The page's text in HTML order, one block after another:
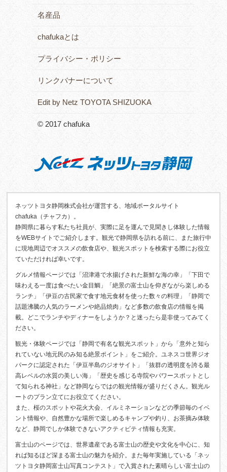
名産品
chafukaとは
プライバシー・ポリシー
リンクバナーについて
Edit by Netz TOYOTA SHIZUOKA
© 2017 chafuka
ネッツトヨタ静岡株式会社が運営する、地域ポータルサイト
chafuka（チャフカ）。
静岡県に暮らす私たち社員が、実際に足を運んで見聞きし体験した情報
をWEBサイトでご紹介します。観光で静岡県を訪れる前に、また旅行中
に現地周辺でオススメの飲食店や、観光スポットを検索する際にお役立
ていただければ幸いです。
グルメ情報ページでは「沼津港で水揚げされた新鮮な海の幸」「下田で
味わえる一度は食べたい金目鯛」「絶景の富士山を仰ぎながら楽しめる
ランチ」「伊豆の古民家で食す地元食材を使った数々の料理」「静岡で
話題沸騰の人気のラーメンや絶品焼肉」など多数の飲食店の情報を掲
載。どこでランチやディナーをしようか？と迷ったら是非使ってみてく
ださい。
観光・体験ページでは「静岡で有名な観光スポット」から「意外と知ら
れていない地元民のみ知る絶景ポイント」をご紹介。ユネスコ世界ジオ
パークに認定された「伊豆半島のジオサイト」「抜群の透明度を誇る最
高レベルの水質の美しい海」「歴史を感じる寺院やパワースポットとし
て知られる神社」など静岡ならではの観光情報が盛りだくさん。観光ル
ートのプラン立てにお役立てください。
また、桜のスポットや花火大会、イルミネーションなどの季節毎のイベ
ント情報や、自然豊かな場所で楽しめるキャンプや釣り、お茶摘み体験
など、静岡でしか体験できないアクティビティ情報も充実。
富士山のページでは、世界遺産である富士山の歴史や文化を中心に、知
れば知るほど深まる富士山の魅力を紹介。また毎年実施している「ネッ
ツトヨタ静岡富士山写真コンテスト」で入賞された素晴らしい富士山の